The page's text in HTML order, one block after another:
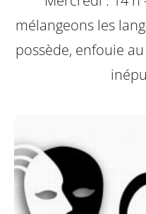
mélangeons les
possède, enfouie